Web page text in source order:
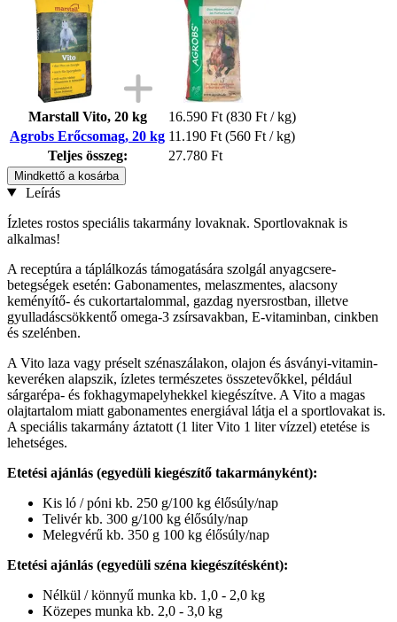
Marstall Vito, 20 kg 16.590 Ft (830 Ft / kg)
Agrobs Erőcsomag, 20 kg 11.190 Ft (560 Ft / kg)
Teljes összeg:
27.780 Ft
Mindkettő a kosárba
Leírás
Ízletes rostos speciális takarmány lovaknak. Sportlovaknak is
alkalmas!
A receptúra a táplálkozás támogatására szolgál anyagcsere-
betegségek esetén: Gabonamentes, melaszmentes, alacsony
keményítő- és cukortartalommal, gazdag nyersrostban, illetve
gyulladáscsökkentő omega-3 zsírsavakban, E-vitaminban, cinkben
és szelénben.
A Vito laza vagy préselt szénaszálakon, olajon és ásványi-vitamin-
keveréken alapszik, ízletes természetes összetevőkkel, például
sárgarépa- és fokhagymapelyhekkel kiegészítve. A Vito a magas
olajtartalom miatt gabonamentes energiával látja el a sportlovakat is.
A speciális takarmány áztatott (1 liter Vito 1 liter vízzel) etetése is
lehetséges.
Etetési ajánlás (egyedüli kiegészítő takarmányként):
Kis ló / póni kb. 250 g/100 kg élősúly/nap
Telivér kb. 300 g/100 kg élősúly/nap
Melegvérű kb. 350 g 100 kg élősúly/nap
Etetési ajánlás (egyedüli széna kiegészítésként):
Nélkül / könnyű munka kb. 1,0 - 2,0 kg
Közepes munka kb. 2,0 - 3,0 kg